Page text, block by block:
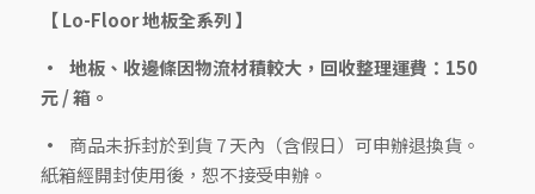
【 Lo-Floor 地板全系列 】
地板、收邊條因物流材積較大，回收整理運費：150
元 / 箱。
商品未拆封於到貨 7 天內（含假日）可申辦退換貨。
紙箱經開封使用後，恕不接受申辦。